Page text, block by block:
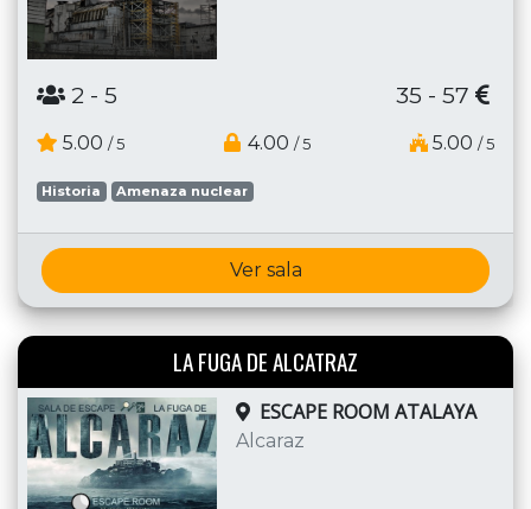
2 - 5 35 - 57
5.00 / 5 4.00 / 5 5.00 / 5
Historia Amenaza nuclear
Ver sala
LA FUGA DE ALCATRAZ
ESCAPE ROOM ATALAYA
Alcaraz